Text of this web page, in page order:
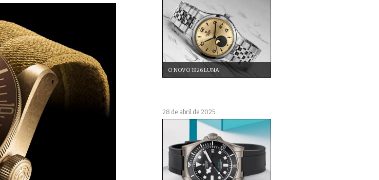
O NOVO 1926 LUNA
28 de abril de 2025